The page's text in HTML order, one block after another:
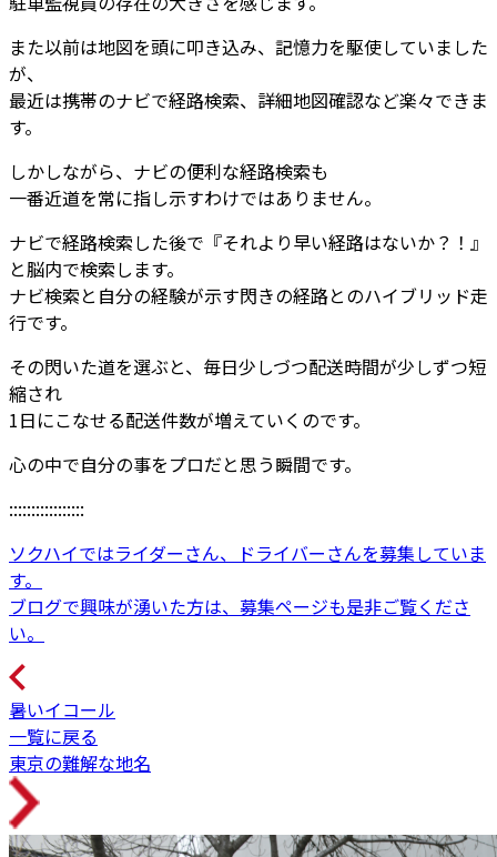
また以前は地図を頭に叩き込み、記憶力を駆使していました
が、
最近は携帯のナビで経路検索、詳細地図確認など楽々できま
す。
しかしながら、ナビの便利な経路検索も
一番近道を常に指し示すわけではありません。
ナビで経路検索した後で『それより早い経路はないか？！』
と脳内で検索します。
ナビ検索と自分の経験が示す閃きの経路とのハイブリッド走
行です。
その閃いた道を選ぶと、毎日少しづつ配送時間が少しずつ短
縮され
1日にこなせる配送件数が増えていくのです。
心の中で自分の事をプロだと思う瞬間です。
:::::::::::::::::
ソクハイではライダーさん、ドライバーさんを募集していま
す。
ブログで興味が湧いた方は、募集ページも是非ご覧くださ
い。
暑いイコール
一覧に戻る
東京の難解な地名